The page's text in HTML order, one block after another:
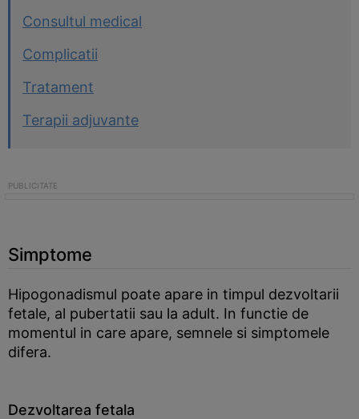
Consultul medical
Complicatii
Tratament
Terapii adjuvante
Simptome
Hipogonadismul poate apare in timpul dezvoltarii
fetale, al pubertatii sau la adult. In functie de
momentul in care apare, semnele si simptomele
difera.
Dezvoltarea fetala